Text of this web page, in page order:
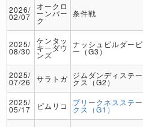
2026/
02/07
オークロ
ーンパー
ク
条件戦
2025/
08/30
ケンタッ
キーダウ
ンズ
ナッシュビルダービ
ー（G3）
2025/
07/26 サラトガ ジムダンディステー
クス（G2）
2025/
05/17 ピムリコ プリークネスステー
クス（G1）